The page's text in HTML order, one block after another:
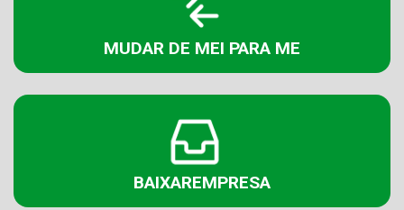
MUDAR DE MEI PARA ME
BAIXAREMPRESA